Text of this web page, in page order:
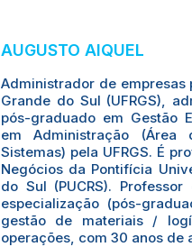
AUGUSTO AIQUEL
Administrador de empresas
Grande do Sul (UFRGS),
pós-graduado em Gestão
em Administração (Área
Sistemas) pela UFRGS. É
Negócios da Pontifícia
do Sul (PUCRS).
especialização (pós-
gestão de materiais /
operações, com 30 anos de